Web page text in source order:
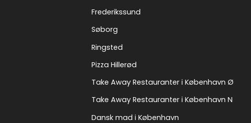
Frederikssund
Søborg
Ringsted
Pizza Hillerød
Take Away Restauranter i København Ø
Take Away Restauranter i København N
Dansk mad i København